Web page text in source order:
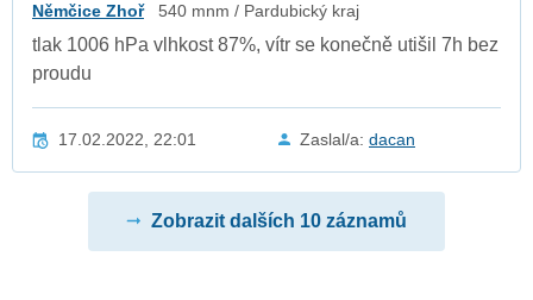
Němčice Zhoř 540 mnm / Pardubický kraj
tlak 1006 hPa vlhkost 87%, vítr se konečně utišil 7h bez
proudu
17.02.2022, 22:01 Zaslal/a: dacan
Zobrazit dalších 10 záznamů